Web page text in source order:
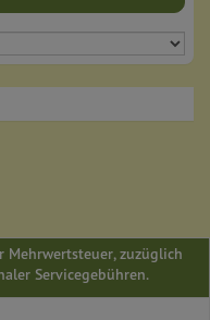
Mehrwertsteuer, zuzüglich
Servicegebühren.